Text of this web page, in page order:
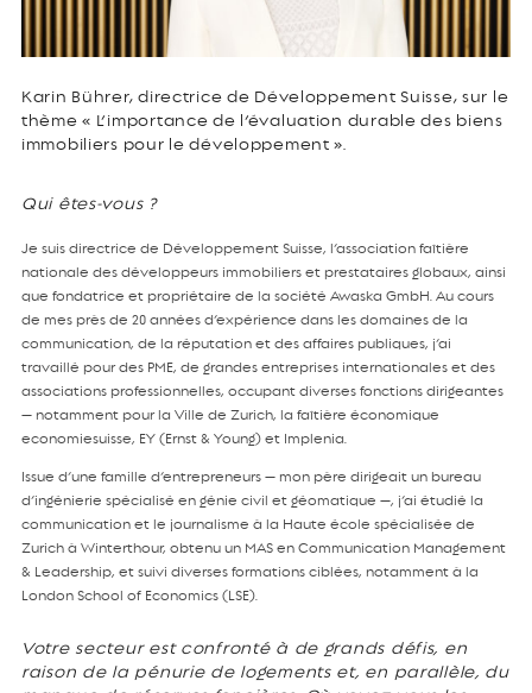
Karin Bührer, directrice de Développement Suisse, sur le
thème « L’importance de l’évaluation durable des biens
immobiliers pour le développement ».
Qui êtes-vous ?
Je suis directrice de Développement Suisse, l’association faîtière
nationale des développeurs immobiliers et prestataires globaux, ainsi
que fondatrice et propriétaire de la société Awaska GmbH. Au cours
de mes près de 20 années d’expérience dans les domaines de la
communication, de la réputation et des affaires publiques, j’ai
travaillé pour des PME, de grandes entreprises internationales et des
associations professionnelles, occupant diverses fonctions dirigeantes
— notamment pour la Ville de Zurich, la faîtière économique
economiesuisse, EY (Ernst & Young) et Implenia.
Issue d’une famille d’entrepreneurs — mon père dirigeait un bureau
d’ingénierie spécialisé en génie civil et géomatique —, j’ai étudié la
communication et le journalisme à la Haute école spécialisée de
Zurich à Winterthour, obtenu un MAS en Communication Management
& Leadership, et suivi diverses formations ciblées, notamment à la
London School of Economics (LSE).
Votre secteur est confronté à de grands défis, en
raison de la pénurie de logements et, en parallèle, du